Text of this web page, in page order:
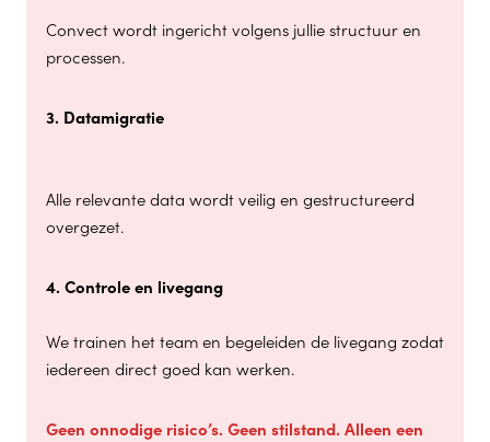
Convect wordt ingericht volgens jullie structuur en
processen.
3. Datamigratie
Alle relevante data wordt veilig en gestructureerd
overgezet.
4. Controle en livegang
We trainen het team en begeleiden de livegang zodat
iedereen direct goed kan werken.
Geen onnodige risico’s. Geen stilstand. Alleen een